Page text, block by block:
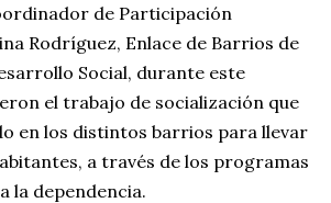
de Participación
Rodríguez, Enlace de Barrios de
Social, durante este
el trabajo de socialización que
en los distintos barrios para llevar
a través de los programas
la dependencia.